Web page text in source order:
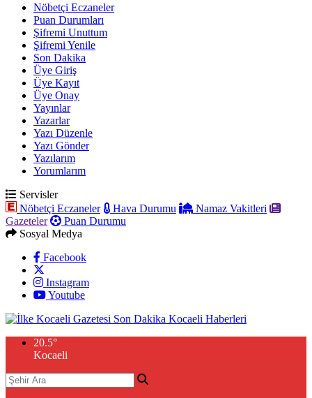
Nöbetçi Eczaneler
Puan Durumları
Şifremi Unuttum
Şifremi Yenile
Son Dakika
Üye Giriş
Üye Kayıt
Üye Onay
Yayınlar
Yazarlar
Yazı Düzenle
Yazı Gönder
Yazılarım
Yorumlarım
Servisler
Nöbetçi Eczaneler
Hava Durumu
Namaz Vakitleri
Gazeteler
Puan Durumu
Sosyal Medya
Facebook
Instagram
Youtube
20.5°
Kocaeli